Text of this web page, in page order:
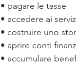
• pagare le tasse
• accedere ai
• costruire uno
• aprire conti
• accumulare